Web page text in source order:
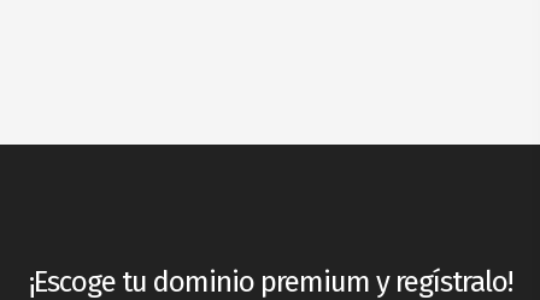
¡Escoge tu dominio premium y regístralo!